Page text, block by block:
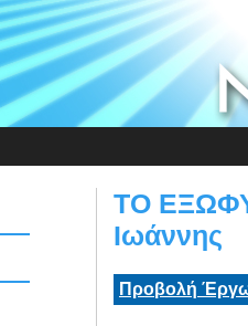
ΤΟ
Ιωάννης
Προβολή